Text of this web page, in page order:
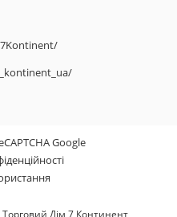
Google
Дім 7 Континент